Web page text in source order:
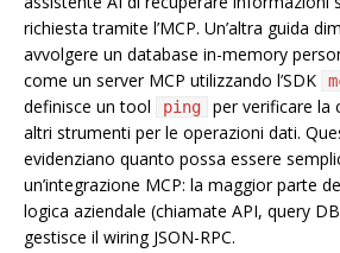
richiesta tramite l’MCP. Un’altra guida
avvolgere un database in-memory
come un server MCP utilizzando l’SDK
definisce un tool
ping
per verificare la
altri strumenti per le operazioni dati.
evidenziano quanto possa essere
un’integrazione MCP: la maggior parte
logica aziendale (chiamate API, query
gestisce il wiring JSON-RPC.